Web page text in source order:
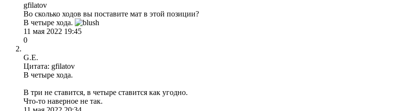
gfilatov
Во сколько ходов вы поставите мат в этой позиции?
В четыре хода.
11 мая 2022 19:45
0
G.E.
Цитата: gfilatov
В четыре хода.
В три не ставится, в четыре ставится как угодно.
Что-то наверное не так.